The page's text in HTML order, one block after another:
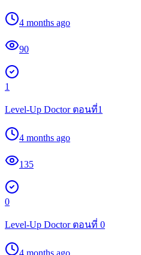
4 months ago
90
1
Level-Up Doctor ตอนที่1
4 months ago
135
0
Level-Up Doctor ตอนที่ 0
4 months ago